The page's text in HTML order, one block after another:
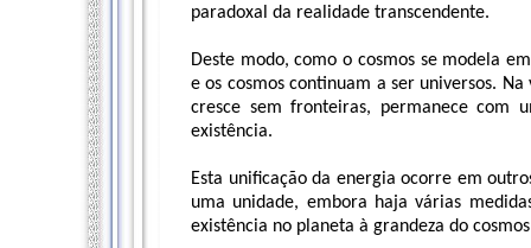
paradoxal da realidade transcendente.
Deste modo, como o cosmos se modela
e os cosmos continuam a ser universos.
cresce sem fronteiras, permanece com
existência.
Esta unificação da energia ocorre em
uma unidade, embora haja várias
existência no planeta à grandeza do